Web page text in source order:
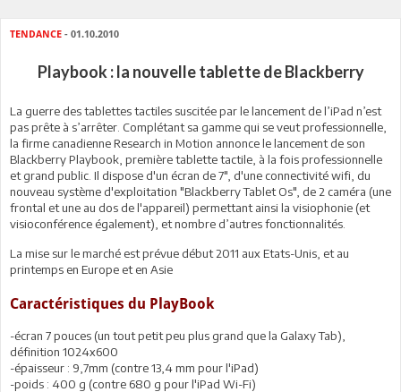
TENDANCE - 01.10.2010
Playbook : la nouvelle tablette de Blackberry
La guerre des tablettes tactiles suscitée par le lancement de l’iPad n’est
pas prête à s’arrêter. Complétant sa gamme qui se veut professionnelle,
la firme canadienne Research in Motion annonce le lancement de son
Blackberry Playbook, première tablette tactile, à la fois professionnelle
et grand public. Il dispose d'un écran de 7", d'une connectivité wifi, du
nouveau système d'exploitation "Blackberry Tablet Os", de 2 caméra (une
frontal et une au dos de l'appareil) permettant ainsi la visiophonie (et
visioconférence également), et nombre d’autres fonctionnalités.
La mise sur le marché est prévue début 2011 aux Etats-Unis, et au
printemps en Europe et en Asie
Caractéristiques du PlayBook
-écran 7 pouces (un tout petit peu plus grand que la Galaxy Tab),
définition 1024x600
-épaisseur : 9,7mm (contre 13,4 mm pour l'iPad)
-poids : 400 g (contre 680 g pour l'iPad Wi-Fi)